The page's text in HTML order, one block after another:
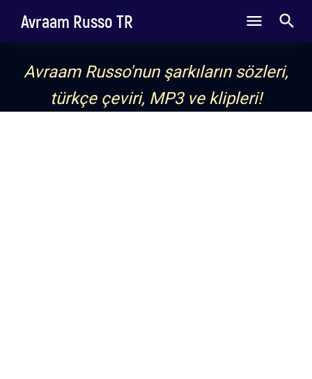
Avraam Russo TR
Avraam Russo'nun şarkıların sözleri,
türkçe çeviri, MP3 ve klipleri!